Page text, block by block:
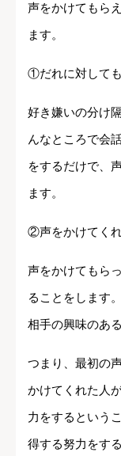
声をかけてもら
ます。
①だれに対して
好き嫌いの分け
んなところで会
をするだけで、
ます。
②声をかけてく
声をかけてもら
ることをします
相手の興味のあ
つまり、最初の
かけてくれた人
力をするという
得する努力をす